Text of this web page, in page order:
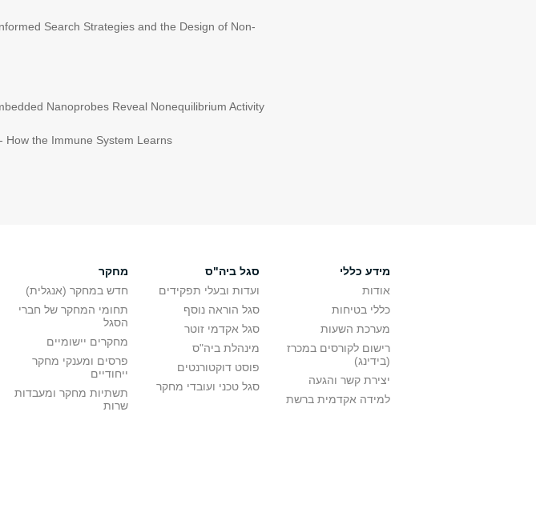
Search Strategies and the Design of Non-
Nanoprobes Reveal Nonequilibrium Activity
How the Immune System Learns
מידע כללי
אודות
כללי בטיחות
מערכת השעות
רישום לקורסים במכרז
(בידינג)
יצירת קשר והגעה
למידה אקדמית ברשת
סגל ביה"ס
ועדות ובעלי תפקידים
סגל הוראה נוסף
סגל אקדמי זוטר
מינהלת ביה"ס
פוסט דוקטורנטים
סגל טכני ועובדי מחקר
מחקר
חדש במחקר (אנגלית)
תחומי המחקר של חברי
הסגל
מחקרים יישומיים
פרסים ומענקי מחקר
ייחודיים
תשתיות מחקר ומעבדות
שרות